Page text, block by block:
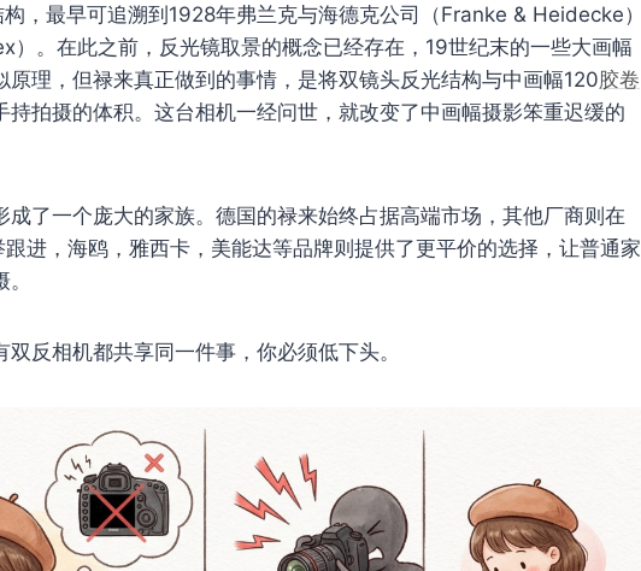
构，最早可追溯到1928年弗兰克与海德克公司（Franke & Heidecke）
）。在此之前，反光镜取景的概念已经存在，19世纪末的一些大画幅
原理，但禄来真正做到的事情，是将双镜头反光结构与中画幅120胶卷
持拍摄的体积。这台相机一经问世，就改变了中画幅摄影笨重迟缓的
成了一个庞大的家族。德国的禄来始终占据高端市场，其他厂商则在
进，海鸥，雅西卡，美能达等品牌则提供了更平价的选择，让普通家
反相机都共享同一件事，你必须低下头。